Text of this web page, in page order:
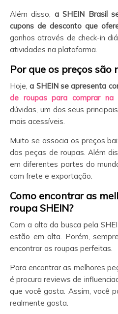
Além disso, a SHEIN Brasil
cupons de desconto que
ganhos através de check-in
atividades na plataforma.
Por que os preços são
Hoje,a SHEIN se apresenta
de roupas para comprar na
dúvidas, um dos seus
mais acessíveis.
Muito se associa os preços
das peças de roupas. Além
em diferentes partes do
com frete e exportação.
Como encontrar as
roupa SHEIN?
Com a alta da busca pela
estão em alta. Porém,
encontrar as roupas perfeitas.
Para encontrar as melhores
é procura reviews de
que você gosta. Assim, você
realmente gosta.